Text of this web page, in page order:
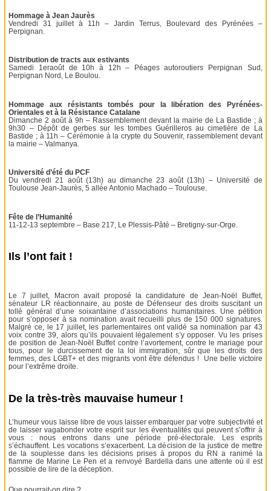
Hommage à Jean Jaurès
Vendredi 31 juillet à 11h – Jardin Terrus, Boulevard des Pyrénées –
Perpignan.
Distribution de tracts aux estivants
Samedi 1eraoût de 10h à 12h – Péages autoroutiers Perpignan Sud,
Perpignan Nord, Le Boulou.
Hommage aux résistants tombés pour la libération des Pyrénées-
Orientales et à la Résistance Catalane
Dimanche 2 août à 9h – Rassemblement devant la mairie de La Bastide ; à
9h30 – Dépôt de gerbes sur les tombes Guérilleros au cimetière de La
Bastide ; à 11h – Cérémonie à la crypte du Souvenir, rassemblement devant
la mairie – Valmanya.
Université d’été du PCF
Du vendredi 21 août (13h) au dimanche 23 août (13h) – Université de
Toulouse Jean-Jaurès, 5 allée Antonio Machado – Toulouse.
Fête de l’Humanité
11-12-13 septembre – Base 217, Le Plessis-Pâté – Bretigny-sur-Orge.
Ils l’ont fait !
Le 7 juillet, Macron avait proposé la candidature de Jean-Noël Buffet,
sénateur LR réactionnaire, au poste de Défenseur des droits suscitant un
tollé général d’une soixantaine d’associations humanitaires. Une pétition
pour s’opposer à sa nomination avait recueilli plus de 150 000 signatures.
Malgré ce, le 17 juillet, les parlementaires ont validé sa nomination par 43
voix contre 39, alors qu’ils pouvaient légalement s’y opposer. Vu les prises
de position de Jean-Noël Buffet contre l’avortement, contre le mariage pour
tous, pour le durcissement de la loi immigration, sûr que les droits des
femmes, des LGBT+ et des migrants vont être défendus ! Une belle victoire
pour l’extrême droite.
De la très-très mauvaise humeur !
L’humeur vous laisse libre de vous laisser embarquer par votre subjectivité et
de laisser vagabonder votre esprit sur les éventualités qui peuvent s’offrir à
vous : nous entrons dans une période pré-électorale. Les esprits
s’échauffent. Les vocations s’exacerbent. La décision de la justice de mettre
de la souplesse dans les décisions prises à propos du RN a ranimé la
flamme de Marine Le Pen et a renvoyé Bardella dans une attente où il est
possible de lire de la déception.